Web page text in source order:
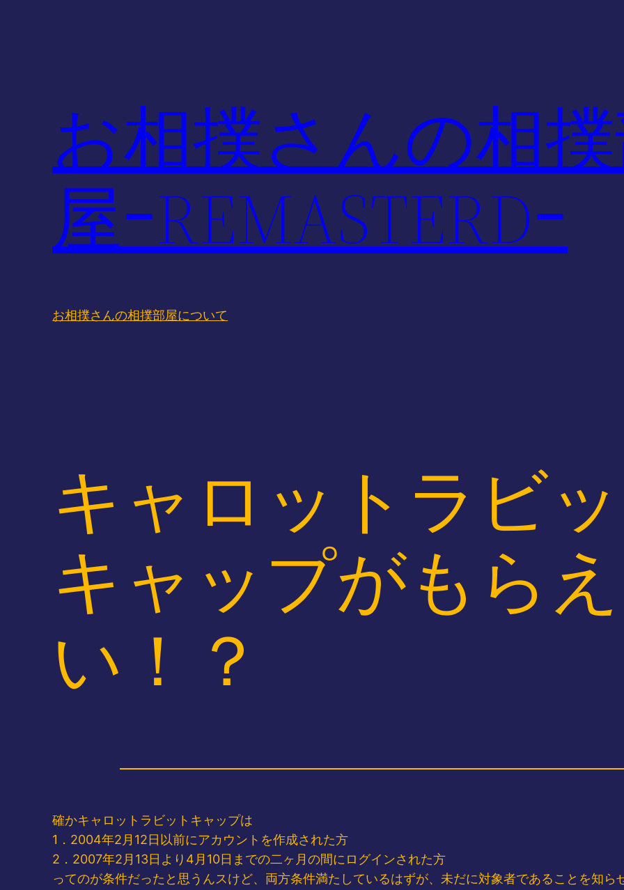
お相撲さんの相
屋ｰREMASTERDｰ
お相撲さんの相撲部屋について
キャロットラビ
キャップがもら
い！？
確かキャロットラビットキャップは
1．2004年2月12日以前にアカウントを作成された方
2．2007年2月13日より4月10日までの二ヶ月の間にログインされた方
ってのが条件だったと思うんスけど、両方条件満たしているはずが、未だに対象者であることを知ら